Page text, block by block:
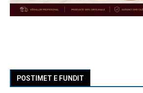
POSTIMET E FUNDIT